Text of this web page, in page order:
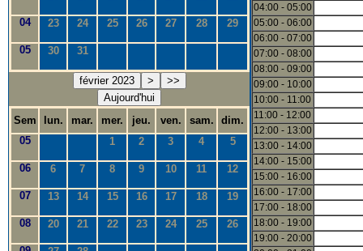
04 23 24 25 26 27 28 29
05 30 31
février 2023 >
>>
Aujourd'hui
Sem
lun. mar. mer. jeu. ven. sam.
dim.
05
1 2 3 4 5
06 6 7 8 9 10 11 12
07 13 14 15 16 17 18 19
08 20 21 22 23 24 25 26
04:00 - 05:00
05:00 - 06:00
06:00 - 07:00
07:00 - 08:00
08:00 - 09:00
09:00 - 10:00
10:00 - 11:00
11:00 - 12:00
12:00 - 13:00
13:00 - 14:00
14:00 - 15:00
15:00 - 16:00
16:00 - 17:00
17:00 - 18:00
18:00 - 19:00
19:00 - 20:00